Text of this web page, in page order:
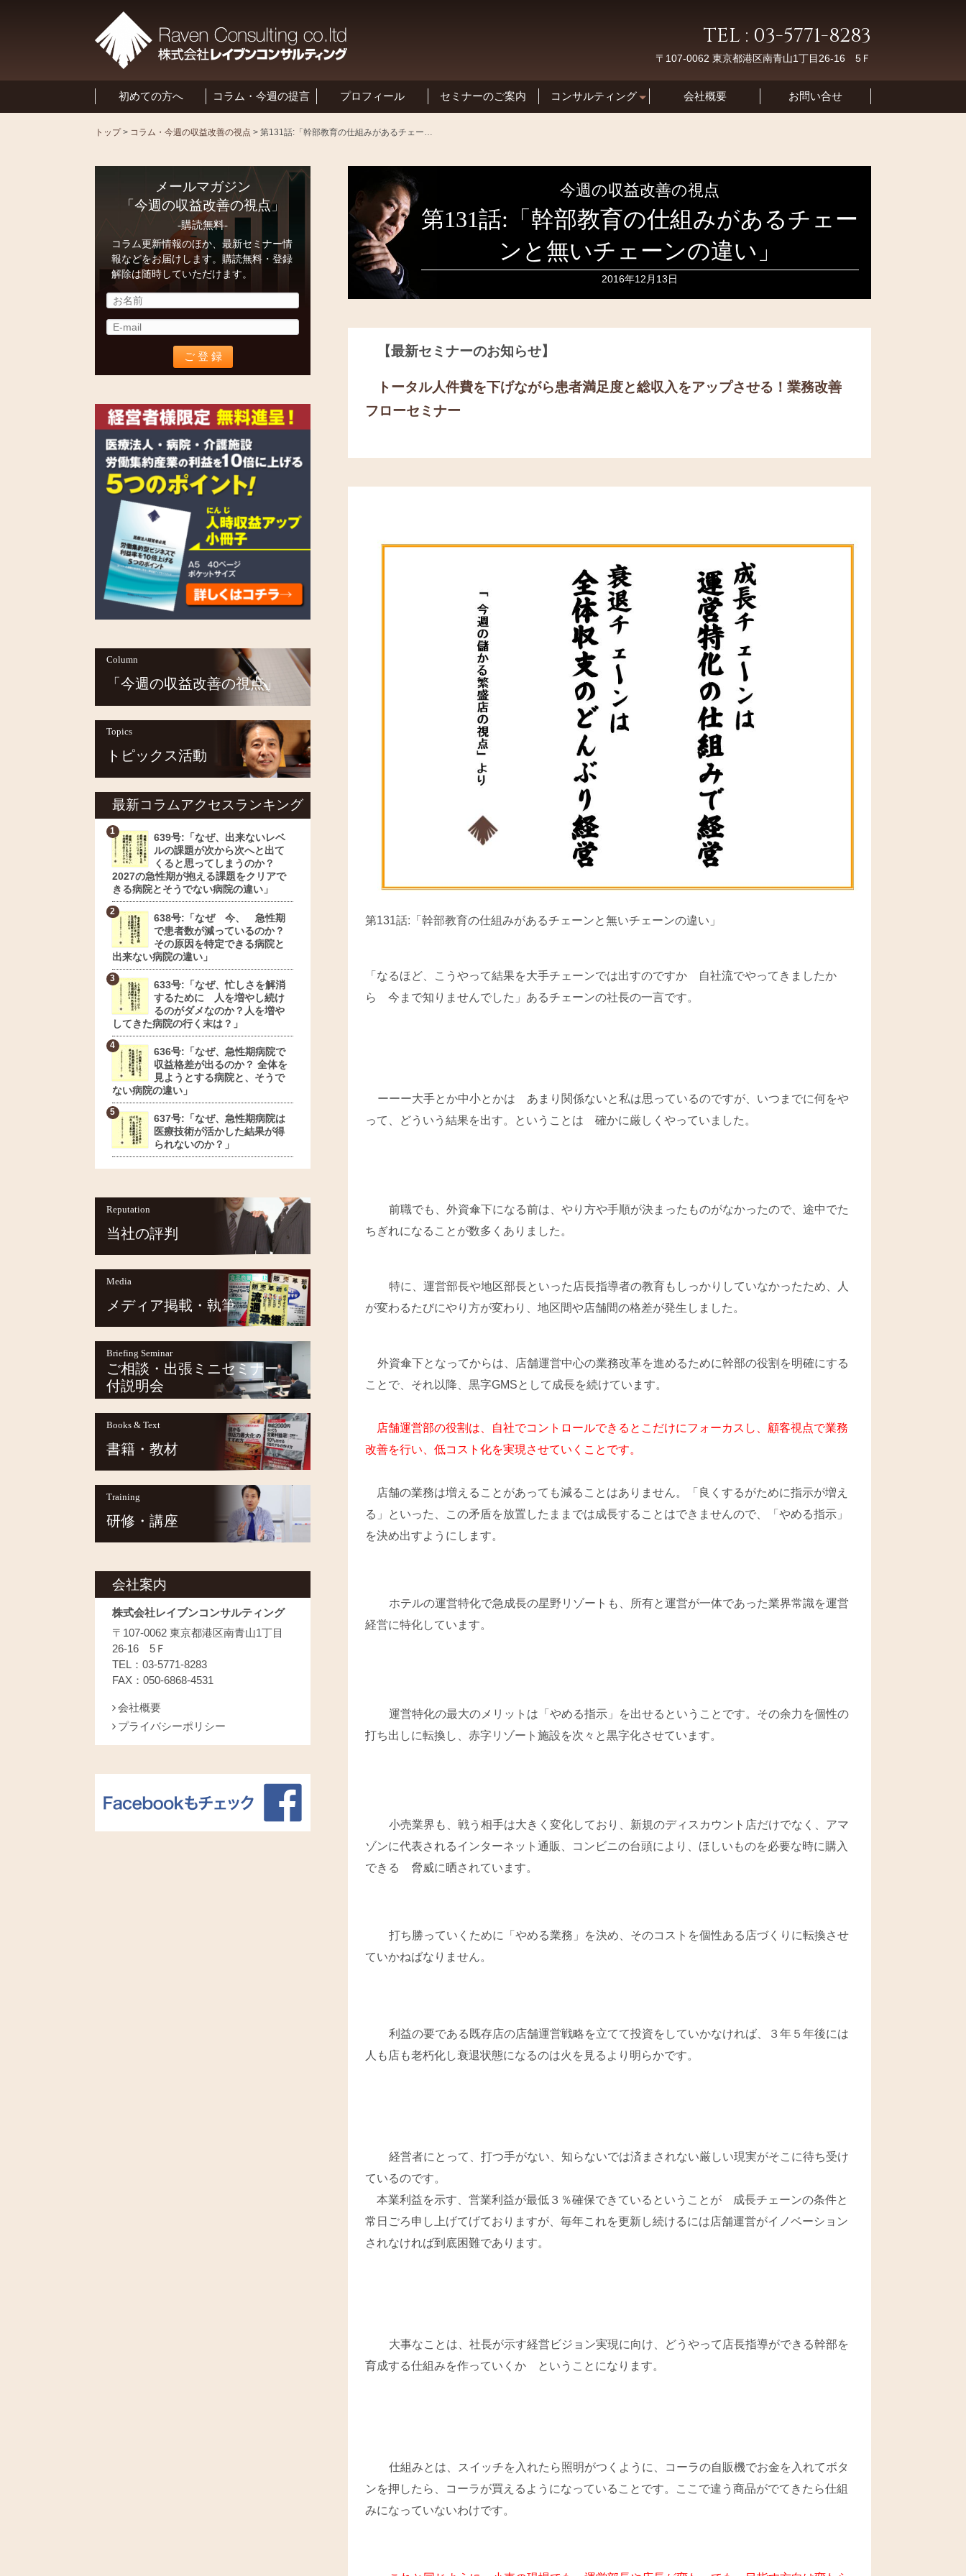
TEL : 03-5771-8283
〒107-0062 東京都港区南青山1丁目26-16 5Ｆ
初めての方へ コラム・今週の提言 プロフィール セミナーのご案内
コンサルティング
基本方針と特長
会社概要 お問い合せ
トップ> コラム・今週の収益改善の視点 > 第131話:「幹部教育の仕組みがあるチェーンと無いチェーンの違い」
今週の収益改善の視点
第131話:「幹部教育の仕組みがあるチェー
ンと無いチェーンの違い」
2016年12月13日
【最新セミナーのお知らせ】
トータル人件費を下げながら患者満足度と総収入をアップさせる！ 業務改善
フローセミナー
第131話:「幹部教育の仕組みがあるチェーンと無いチェーンの違い」
「なるほど、こうやって結果を大手チェーンでは出すのですか 自社流でやってきましたか
ら 今まで知りませんでした」あるチェーンの社長の一言です。
ーーー大手とか中小とかは あまり関係ないと私は思っているのですが、いつまでに何をや
って、どういう結果を出す。ということは 確かに厳しくやっていました。
前職でも、外資傘下になる前は、やり方や手順が決まったものがなかったので、途中でた
ちぎれになることが数多くありました。
特に、運営部長や地区部長といった店長指導者の教育もしっかりしていなかったため、人
が変わるたびにやり方が変わり、地区間や店舗間の格差が発生しました。
外資傘下となってからは、店舗運営中心の業務改革を進めるために幹部の役割を明確にする
ことで、それ以降、黒字GMSとして成長を続けています。
店舗運営部の役割は、自社でコントロールできるとこだけにフォーカスし、顧客視点で業務
改善を行い、低コスト化を実現させていくことです。
店舗の業務は増えることがあっても減ることはありません。「良くするがために指示が増え
る」といった、この矛盾を放置したままでは成長することはできませんので、「やめる指示」
を決め出すようにします。
ホテルの運営特化で急成長の星野リゾートも、所有と運営が一体であった業界常識を運営
経営に特化しています。
運営特化の最大のメリットは「やめる指示」を出せるということです。その余力を個性の
打ち出しに転換し、赤字リゾート施設を次々と黒字化させています。
小売業界も、戦う相手は大きく変化しており、新規のディスカウント店だけでなく、アマ
ゾンに代表されるインターネット通販、コンビニの台頭により、ほしいものを必要な時に購入
できる 脅威に晒されています。
打ち勝っていくために「やめる業務」を決め、そのコストを個性ある店づくりに転換させ
ていかねばなりません。
利益の要である既存店の店舗運営戦略を立てて投資をしていかなければ、３年５年後には
人も店も老朽化し衰退状態になるのは火を見るより明らかです。
経営者にとって、打つ手がない、知らないでは済まされない厳しい現実がそこに待ち受け
ているのです。
本業利益を示す、営業利益が最低３％確保できているということが 成長チェーンの条件と
常日ごろ申し上げてげておりますが、毎年これを更新し続けるには店舗運営がイノベーション
されなければ到底困難であります。
大事なことは、社長が示す経営ビジョン実現に向け、どうやって店長指導ができる幹部を
育成する仕組みを作っていくか ということになります。
仕組みとは、スイッチを入れたら照明がつくように、コーラの自販機でお金を入れてボタ
ンを押したら、コーラが買えるようになっていることです。ここで違う商品がでてきたら仕組
みになっていないわけです。
メールマガジン
「今週の収益改善の視点」
-購読無料-
コラム更新情報のほか、最新セミナー情
報などをお届けします。購読無料・登録
解除は随時していただけます。
Column
「今週の収益改善の視点」
Topics
トピックス活動
最新コラムアクセスランキング
639号:「なぜ、出来ないレベ
ルの課題が次から次へと出て
くると思ってしまうのか？
2027の急性期が抱える課題をクリアで
きる病院とそうでない病院の違い」
638号:「なぜ 今、 急性期
で患者数が減っているのか？
その原因を特定できる病院と
出来ない病院の違い」
633号:「なぜ、忙しさを解消
するために 人を増やし続け
るのがダメなのか？人を増や
してきた病院の行く末は？」
636号:「なぜ、急性期病院で
収益格差が出るのか？ 全体を
見ようとする病院と、そうで
ない病院の違い」
637号:「なぜ、急性期病院は
医療技術が活かした結果が得
られないのか？」
Reputation
当社の評判
Media
メディア掲載・執筆
Briefing Seminar
ご相談・出張ミニセミナー
付説明会
Books & Text
書籍・教材
Training
研修・講座
会社案内
株式会社レイブンコンサルティング
〒107-0062 東京都港区南青山1丁目
26-16 5Ｆ
TEL：03-5771-8283
FAX：050-6868-4531
会社概要
プライバシーポリシー